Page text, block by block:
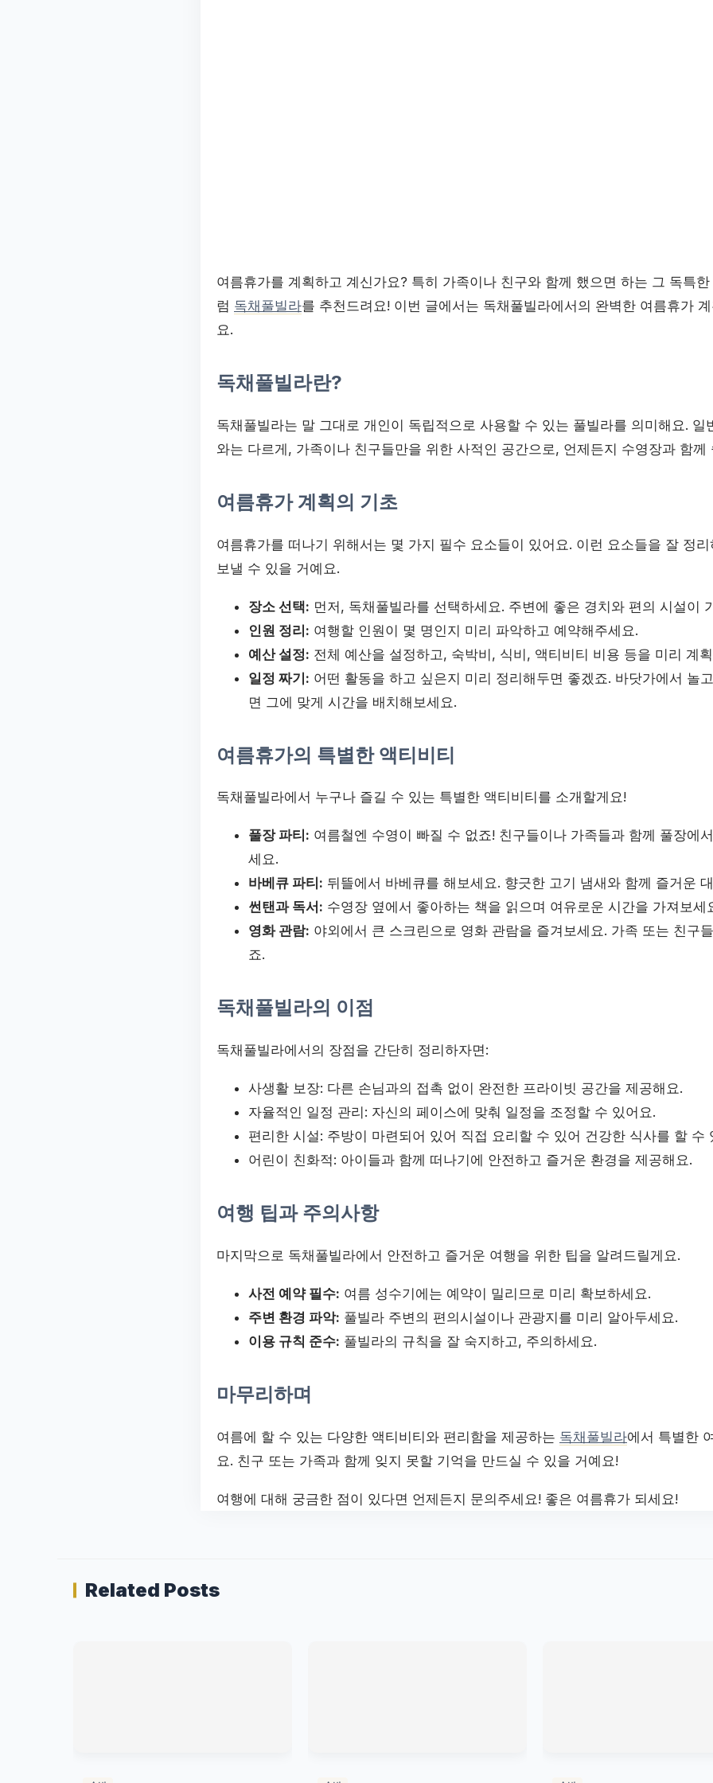
여름휴가를 계획하고 계신가요? 특히 가족이나 친구와 함께 했으면 하는 그 독특
럼 독채풀빌라를 추천드려요! 이번 글에서는 독채풀빌라에서의 완벽한 여름휴가
요.
독채풀빌라란?
독채풀빌라는 말 그대로 개인이 독립적으로 사용할 수 있는 풀빌라를 의미해요. 일
와는 다르게, 가족이나 친구들만을 위한 사적인 공간으로, 언제든지 수영장과 함께
여름휴가 계획의 기초
여름휴가를 떠나기 위해서는 몇 가지 필수 요소들이 있어요. 이런 요소들을 잘 정
보낼 수 있을 거예요.
장소 선택: 먼저, 독채풀빌라를 선택하세요. 주변에 좋은 경치와 편의 시설이
인원 정리: 여행할 인원이 몇 명인지 미리 파악하고 예약해주세요.
예산 설정: 전체 예산을 설정하고, 숙박비, 식비, 액티비티 비용 등을 미리 계
일정 짜기: 어떤 활동을 하고 싶은지 미리 정리해두면 좋겠죠. 바닷가에서 놀
면 그에 맞게 시간을 배치해보세요.
여름휴가의 특별한 액티비티
독채풀빌라에서 누구나 즐길 수 있는 특별한 액티비티를 소개할게요!
풀장 파티: 여름철엔 수영이 빠질 수 없죠! 친구들이나 가족들과 함께 풀장에
세요.
바베큐 파티: 뒤뜰에서 바베큐를 해보세요. 향긋한 고기 냄새와 함께 즐거운
썬탠과 독서: 수영장 옆에서 좋아하는 책을 읽으며 여유로운 시간을 가져보세
영화 관람: 야외에서 큰 스크린으로 영화 관람을 즐겨보세요. 가족 또는 친구
죠.
독채풀빌라의 이점
독채풀빌라에서의 장점을 간단히 정리하자면:
사생활 보장: 다른 손님과의 접촉 없이 완전한 프라이빗 공간을 제공해요.
자율적인 일정 관리: 자신의 페이스에 맞춰 일정을 조정할 수 있어요.
편리한 시설: 주방이 마련되어 있어 직접 요리할 수 있어 건강한 식사를 할 수
어린이 친화적: 아이들과 함께 떠나기에 안전하고 즐거운 환경을 제공해요.
여행 팁과 주의사항
마지막으로 독채풀빌라에서 안전하고 즐거운 여행을 위한 팁을 알려드릴게요.
사전 예약 필수: 여름 성수기에는 예약이 밀리므로 미리 확보하세요.
주변 환경 파악: 풀빌라 주변의 편의시설이나 관광지를 미리 알아두세요.
이용 규칙 준수: 풀빌라의 규칙을 잘 숙지하고, 주의하세요.
마무리하며
여름에 할 수 있는 다양한 액티비티와 편리함을 제공하는 독채풀빌라에서 특별한
요. 친구 또는 가족과 함께 잊지 못할 기억을 만드실 수 있을 거예요!
여행에 대해 궁금한 점이 있다면 언제든지 문의주세요! 좋은 여름휴가 되세요!
Related Posts